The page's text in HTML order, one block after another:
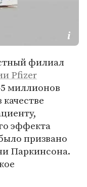
филиал
Pfizer
миллионов
эффекта
призвано
Паркинсона.